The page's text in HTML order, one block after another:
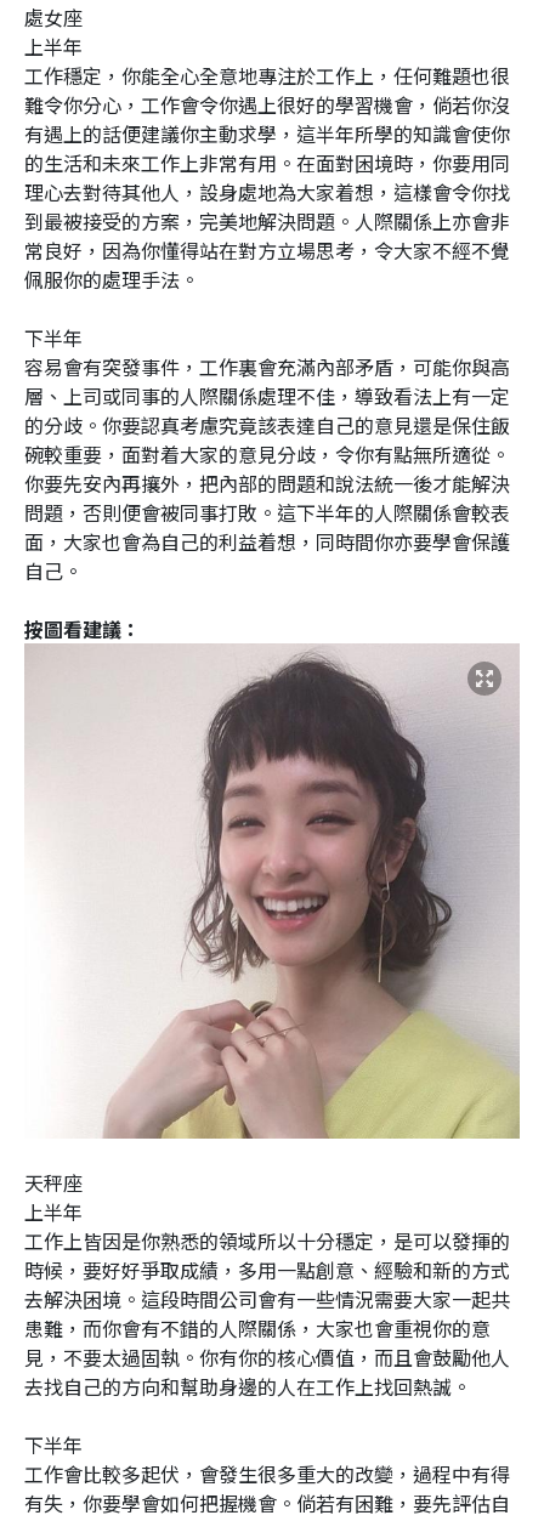
處女座
上半年
工作穩定，你能全心全意地專注於工作上，任何難題也很
難令你分心，工作會令你遇上很好的學習機會，倘若你沒
有遇上的話便建議你主動求學，這半年所學的知識會使你
的生活和未來工作上非常有用。在面對困境時，你要用同
理心去對待其他人，設身處地為大家着想，這樣會令你找
到最被接受的方案，完美地解決問題。人際關係上亦會非
常良好，因為你懂得站在對方立場思考，令大家不經不覺
佩服你的處理手法。
下半年
容易會有突發事件，工作裏會充滿內部矛盾，可能你與高
層、上司或同事的人際關係處理不佳，導致看法上有一定
的分歧。你要認真考慮究竟該表達自己的意見還是保住飯
碗較重要，面對着大家的意見分歧，令你有點無所適從。
你要先安內再攘外，把內部的問題和說法統一後才能解決
問題，否則便會被同事打敗。這下半年的人際關係會較表
面，大家也會為自己的利益着想，同時間你亦要學會保護
自己。
按圖看建議：
天秤座
上半年
工作上皆因是你熟悉的領域所以十分穩定，是可以發揮的
時候，要好好爭取成績，多用一點創意、經驗和新的方式
去解決困境。這段時間公司會有一些情況需要大家一起共
患難，而你會有不錯的人際關係，大家也會重視你的意
見，不要太過固執。你有你的核心價值，而且會鼓勵他人
去找自己的方向和幫助身邊的人在工作上找回熱誠。
下半年
工作會比較多起伏，會發生很多重大的改變，過程中有得
有失，你要學會如何把握機會。倘若有困難，要先評估自